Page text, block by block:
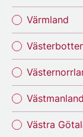
Värmland
Västmanland
Västra